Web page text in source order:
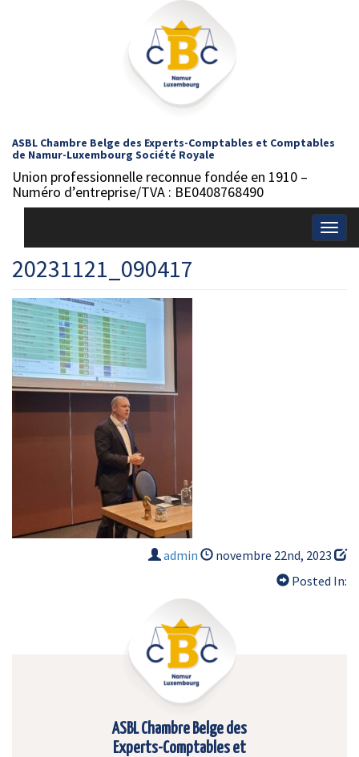
ASBL Chambre Belge des Experts-Comptables et Comptables
de Namur-Luxembourg Société Royale
Union professionnelle reconnue fondée en 1910 –
Numéro d’entreprise/TVA : BE0408768490
20231121_090417
admin
novembre 22nd, 2023
Posted In:
ASBL Chambre Belge des
Experts-Comptables et